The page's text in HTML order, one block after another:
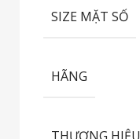
SIZE MẶT SỐ
HÃNG
THƯƠNG HIỆU